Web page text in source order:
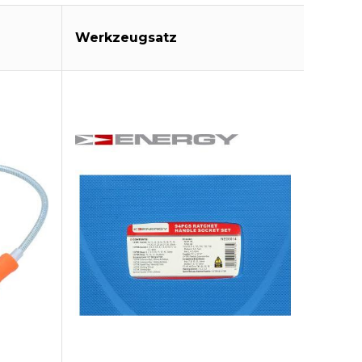
Werkzeugsatz